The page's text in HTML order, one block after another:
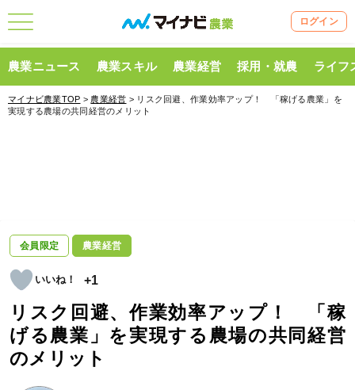
ログイン
農業ニュース 農業スキル 農業経営 採用・就農 ライフ
マイナビ農業TOP > 農業経営 > リスク回避、作業効率アップ！ 「稼げる農業」を
実現する農場の共同経営のメリット
会員限定 農業経営
+1
リスク回避、作業効率アップ！ 「稼
げる農業」を実現する農場の共同経営
のメリット